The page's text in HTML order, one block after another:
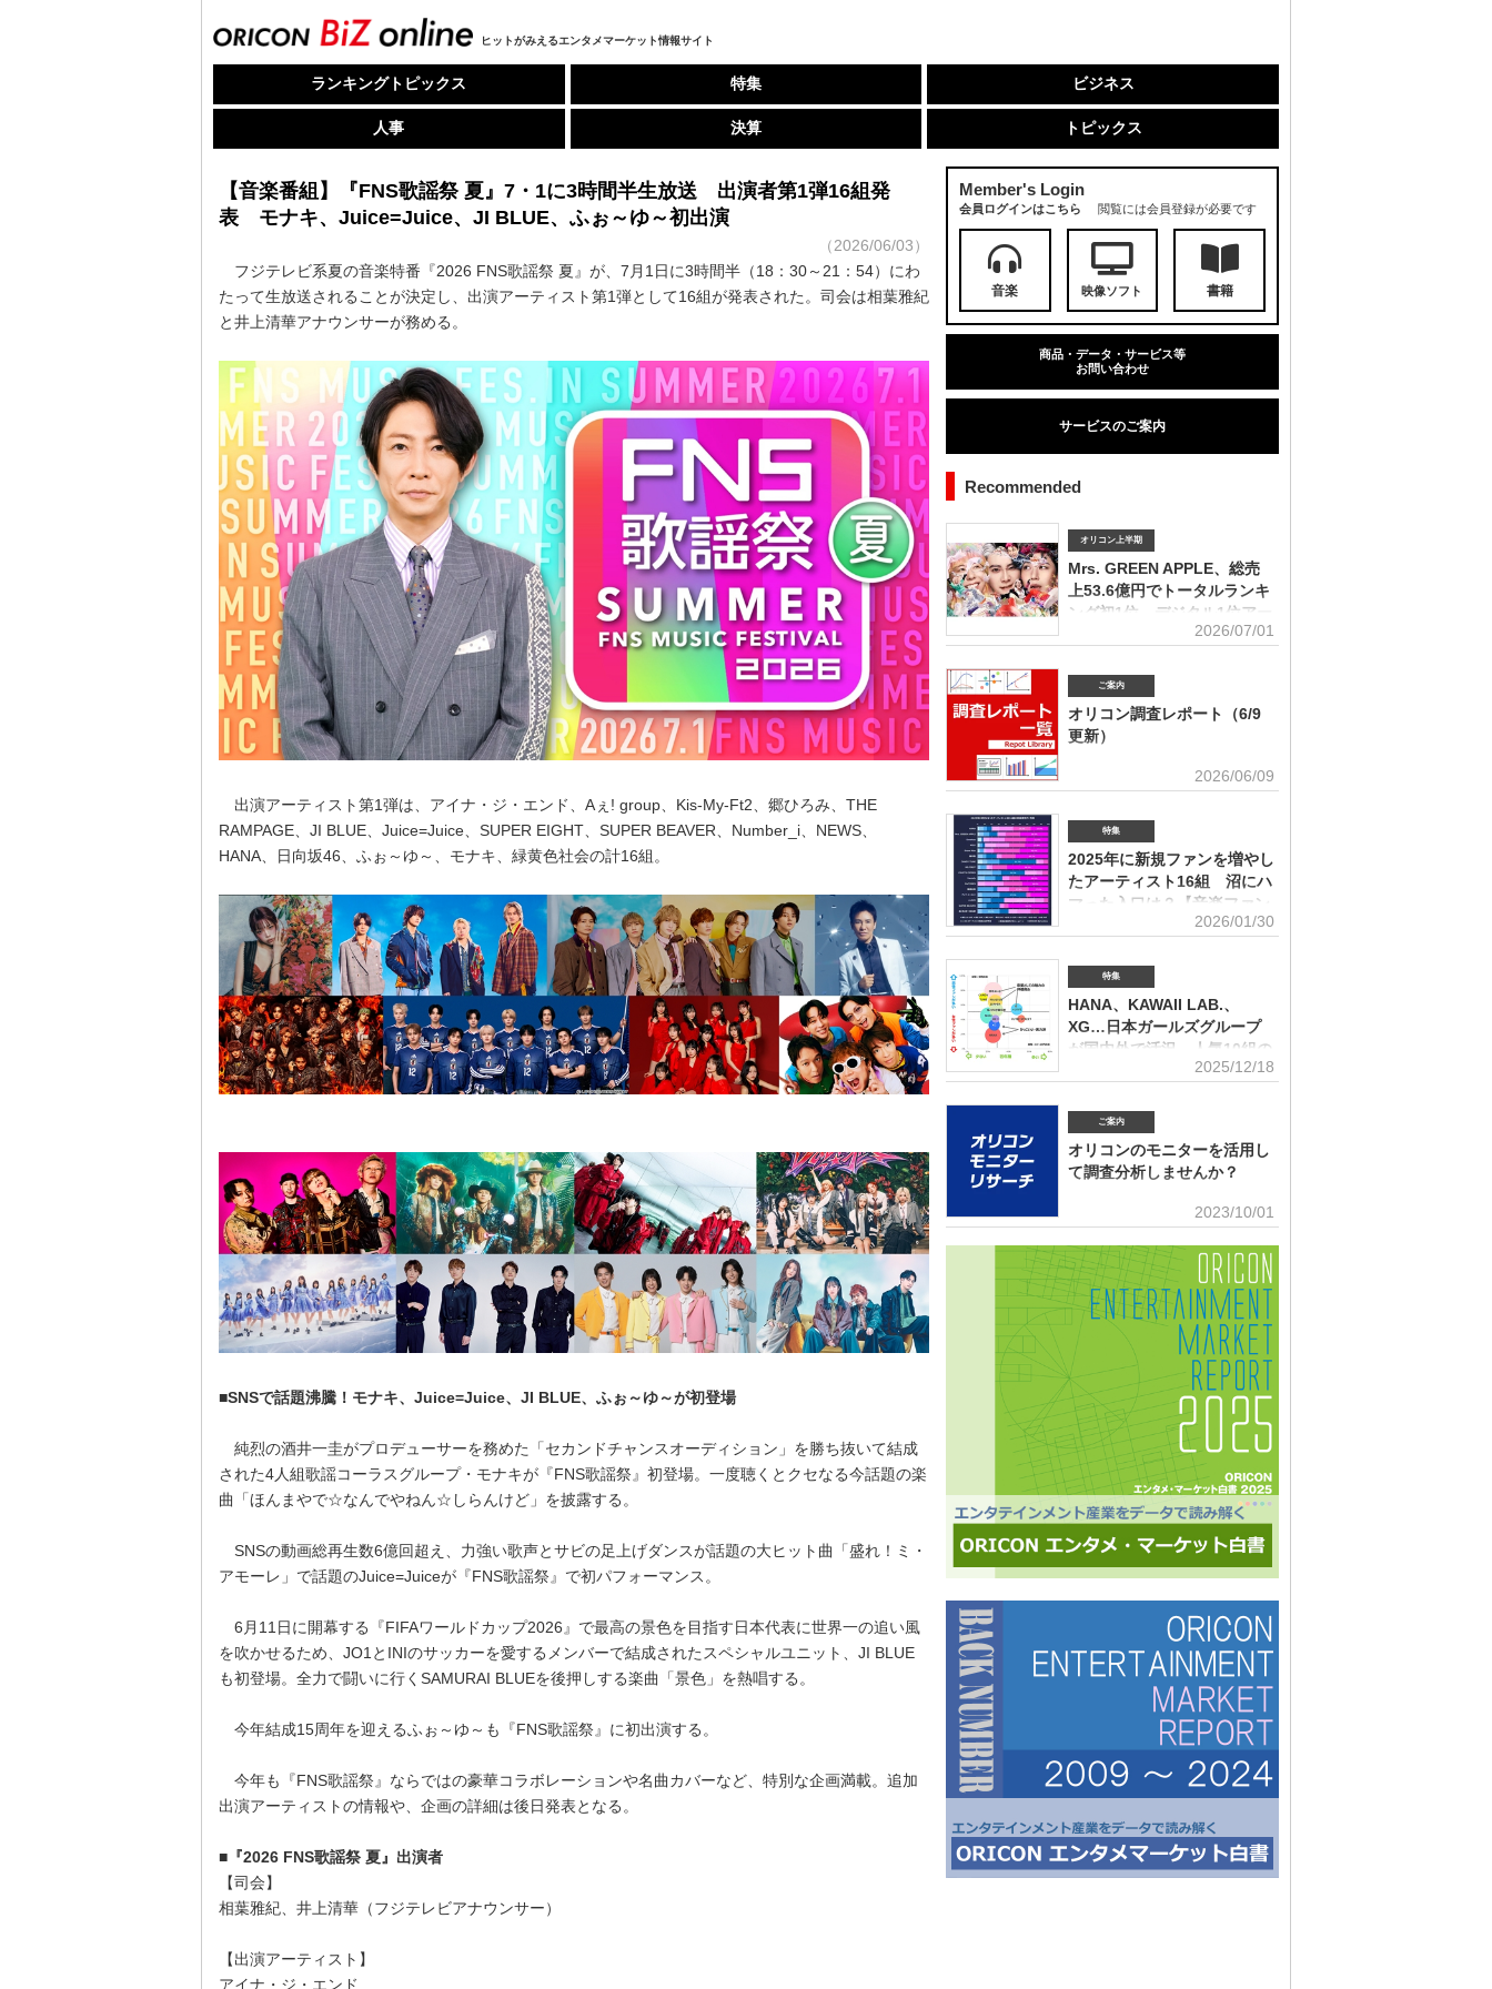
ヒットがみえるエンタメマーケット情報サイト
ランキングトピックス 特集 ビジネス
人事 決算 トピックス
【音楽番組】『FNS歌謡祭 夏』7・1に3時間半生放送 出演者第1弾16組発
表 モナキ、Juice=Juice、JI BLUE、ふぉ～ゆ～初出演
（2026/06/03）
フジテレビ系夏の音楽特番『2026 FNS歌謡祭 夏』が、7月1日に3時間半（18：30～21：54）にわ
たって生放送されることが決定し、出演アーティスト第1弾として16組が発表された。司会は相葉雅紀
と井上清華アナウンサーが務める。
出演アーティスト第1弾は、アイナ・ジ・エンド、Aぇ! group、Kis-My-Ft2、郷ひろみ、THE
RAMPAGE、JI BLUE、Juice=Juice、SUPER EIGHT、SUPER BEAVER、Number_i、NEWS、
HANA、日向坂46、ふぉ～ゆ～、モナキ、緑黄色社会の計16組。
■SNSで話題沸騰！モナキ、Juice=Juice、JI BLUE、ふぉ～ゆ～が初登場
純烈の酒井一圭がプロデューサーを務めた「セカンドチャンスオーディション」を勝ち抜いて結成
された4人組歌謡コーラスグループ・モナキが『FNS歌謡祭』初登場。一度聴くとクセなる今話題の楽
曲「ほんまやで☆なんでやねん☆しらんけど」を披露する。
SNSの動画総再生数6億回超え、力強い歌声とサビの足上げダンスが話題の大ヒット曲「盛れ！ミ・
アモーレ」で話題のJuice=Juiceが『FNS歌謡祭』で初パフォーマンス。
6月11日に開幕する『FIFAワールドカップ2026』で最高の景色を目指す日本代表に世界一の追い風
を吹かせるため、JO1とINIのサッカーを愛するメンバーで結成されたスペシャルユニット、JI BLUE
も初登場。全力で闘いに行くSAMURAI BLUEを後押しする楽曲「景色」を熱唱する。
今年結成15周年を迎えるふぉ～ゆ～も『FNS歌謡祭』に初出演する。
今年も『FNS歌謡祭』ならではの豪華コラボレーションや名曲カバーなど、特別な企画満載。追加
出演アーティストの情報や、企画の詳細は後日発表となる。
■『2026 FNS歌謡祭 夏』出演者
【司会】
相葉雅紀、井上清華（フジテレビアナウンサー）
【出演アーティスト】
アイナ・ジ・エンド
Member's Login
会員ログインはこちら 閲覧には会員登録が必要です
音楽 映像ソフト 書籍
商品・データ・サービス等
お問い合わせ
サービスのご案内
Recommended
オリコン上半期
Mrs. GREEN APPLE、総売
上53.6億円でトータルランキ
ング初1位 デジタル1位アー
ティストの受賞は史上初
■アーティスト別セールス部門トータルランキング オリコンは7
月1日、「オリコン上半期ランキング2026」（集計期間：2025年
12月8日～2026年6月7日）のアーティスト別セールス部門「トー
タルランキング」を発表。Mrs. GREEN APPLEが期間内総売上
53.6億円で、自身初の1位に輝いた。Mrs. GREEN APPLEはアー
ティスト別セールス部門「デジタルランキング」では3年連続で上
半期1位を獲得。安価なデジタルで1位を獲得したアーティストが
GREEN APPLE（左から）藤澤涼架（Key）、大森元貴（Vo／
Gt）、若井滉斗（Gt） アーティスト別セールス部門「トータル
ランキング」は、音楽ソフト【シングル、アルバム、ミュージック
DVD・Blu-ray】とデジタル【デジタルシングル（単曲）、デジタ
ルアルバム、ストリーミン
2026/07/01
ご案内
オリコン調査レポート（6/9
更新）
ユーザー調査、マーケット動向を元にエン
価格戦略の策定、商品企画、値上げ検討時の判断材料として活用で
きるデータを提供(2026年6月)ボーイズグループに関する調査2026
音楽・ライブ・SNS・動画配信を横断したファン行動を分析。今
後のマーケティング戦略に活用できる内容を提供(2026年5月)アー
ティストグッズに関する調査2026「なぜ買うのか」「何が売れる
のか」「いくらまで買うのか」を明確化し、商品企画・価格設計・
販売戦略に直結する示唆を提案(2026年4月)ストリーミング影響分
析分析（TikTok＆YouTube）2026TikTokトレンドがどのようにス
トリーミングに影響を与えたかを、YouTubeの順位推移とともに
グラフ化(2026年2月)音楽パッケージの購入行動に関する調査
2026/06/09
特集
2025年に新規ファンを増やし
たアーティスト16組 沼にハ
マった入口は？【音楽ファン
ORICON BiZ onlineでは「2025年に好きになったアーティスト」
のアンケート調査を実施した。本調査は、コロナ禍（2020年3月～
2021年10月）、2022年、2023年、2024年に続いて5回目。直近2
年の得票数はMrs. GREEN APPLEがダントツだったが、2025年の
音楽シーンにおいて最も多くの“新規ファン”を獲得したアーティス
トは誰だったのか、得票数TOP15（13位が同率4組だったため計
16組）を紹介する。 本調査は、2025年12月12日～18日にイン
ち、「2025年1～12月の期間に初めて好きになった音楽アーティ
ストはいますか（※2024年以前からずっと好きというアーティス
トは対象外）」との問いに「いる」と答えた人（1833人＝全体の
40.1％）に対して、1組をあげてもらった。「いる」と回答し
2026/01/30
特集
HANA、KAWAII LAB.、
XG…日本ガールズグループ
が国内外で活況 人気10組の
認知・好感、応援・消費行動
日本のガールズグループシーンでは近年、BMSG×ちゃんみながタ
ッグを組んだオーディション『NO NO GIRLS』発のHANAがオリ
コン週間ストリーミングランキングで鮮烈な初登場1位デビュー、
アソビシステムからFRUITS ZIPPERを筆頭とするKAWAII LAB.所
人ながら海外を主戦場としているXGの国内外での大旋風など活況
象とし、認知経路、イメージ、情報源、推し活・消費行動などを多
角的に調査した『日本ガールズグループ調査2025』をまとめ
た。 本調査の対象アーティストは【2024年1月以降の配信開始楽
曲でストリーミング累積3000万回超えの作品がある】日本のガー
ルズグループ。メジャーデビュー順に、超ときめき▽宣伝部（▽＝
ハート／以下、超ときめき宣伝部）＝LOVE
2025/12/18
ご案内
オリコンのモニターを活用し
て調査分析しませんか？
■アンケート専用のモニター組織世の中に
を届けようと、自由回答への記入が多い傾向にあります。■ライフ
スタイルセグメンテーションを基にした調査が可能生活意識や志向
性など日本人を価値観という視点から、予めセグメントしたモニタ
ー調査が可能。■オリコングループならではの「エンタメ」に特化
音楽アーティスト・アイドル・俳優・女優・アナウンサー・ドラ
マ・ライブ・ゲーム…など、エンタメ分野のマーケティングリサー
チの実績多数。■“オリコンランキング”のブランドをコンシューマ
分野においても活用・アンケートモニターの意見をランキング化
し、メディア展開・ビジネス記事のエビデンスデータとして・定性
データをoricon BiZ onlineに蓄積■様々なクライアント様にご利用
いただいております■活用事例 ●アーティストの現
2023/10/01